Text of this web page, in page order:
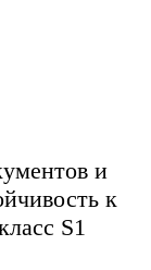
и
к
S1